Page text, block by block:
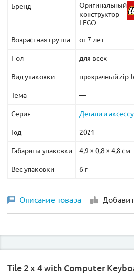
Бренд
Оригинальный
конструктор
LEGO
Возрастная группа от 7 лет
Пол для всех
Вид упаковки прозрачный zip-
Тема —
Серия Детали и
Год 2021
Габариты упаковки 4,9 × 0,8 × 4,8 см
Вес упаковки 6 г
Описание товара
Tile 2 x 4 with Computer